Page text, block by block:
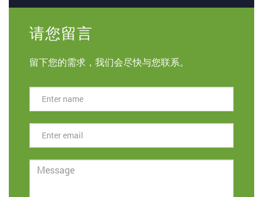
请您留言
留下您的需求，我们会尽快与您联系。